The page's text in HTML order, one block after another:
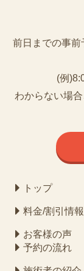
前日までの事
(例
わからない場
トップ
料金/割引情報
お客様の声
予約の流れ